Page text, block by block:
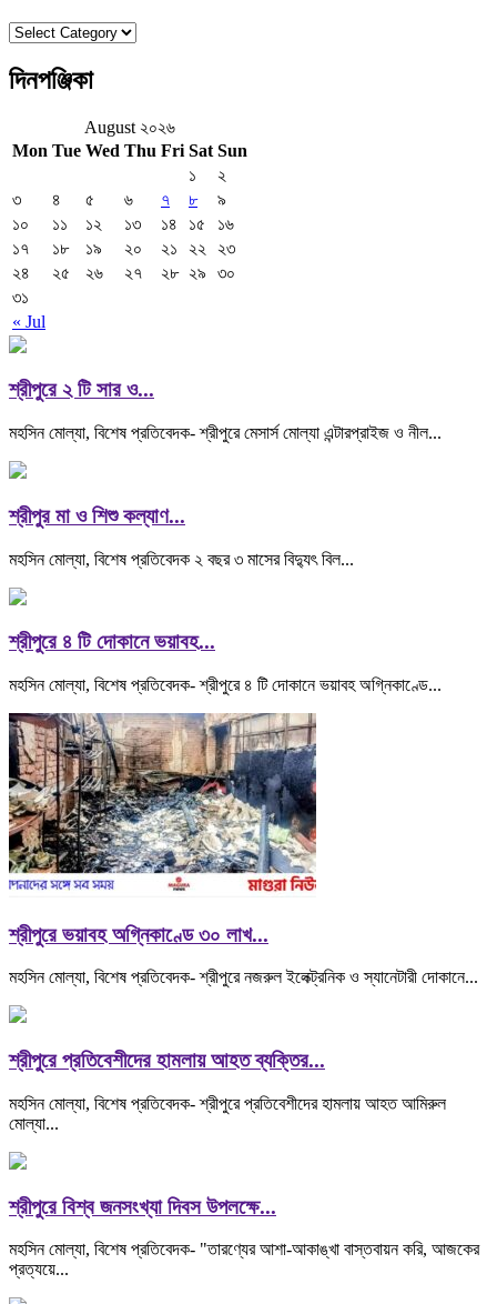
বিভাগ
দিনপঞ্জিকা
August ২০২৬
Mon Tue Wed Thu Fri Sat Sun
« Jul
১
২
৩
৪ ৫ ৬ ৭ ৮
৯
১০
১১ ১২ ১৩ ১৪ ১৫
১৬
১৭
১৮ ১৯ ২০ ২১ ২২
২৩
২৪
২৫ ২৬ ২৭ ২৮ ২৯
৩০
৩১
শ্রীপুরে ২ টি সার ও...
মহসিন মোল্যা, বিশেষ প্রতিবেদক- শ্রীপুরে মেসার্স মোল্যা এন্টারপ্রাইজ ও নীল...
শ্রীপুর মা ও শিশু কল্যাণ...
মহসিন মোল্যা, বিশেষ প্রতিবেদক ২ বছর ৩ মাসের বিদ্যুৎ বিল...
শ্রীপুরে ৪ টি দোকানে ভয়াবহ...
মহসিন মোল্যা, বিশেষ প্রতিবেদক- শ্রীপুরে ৪ টি দোকানে ভয়াবহ অগ্নিকাণ্ডে...
শ্রীপুরে ভয়াবহ অগ্নিকাণ্ডে ৩০ লাখ...
মহসিন মোল্যা, বিশেষ প্রতিবেদক- শ্রীপুরে নজরুল ইলেক্ট্রনিক ও স্যানেটারী দোকানে...
শ্রীপুরে প্রতিবেশীদের হামলায় আহত ব্যক্তির...
মহসিন মোল্যা, বিশেষ প্রতিবেদক- শ্রীপুরে প্রতিবেশীদের হামলায় আহত আমিরুল
মোল্যা...
শ্রীপুরে বিশ্ব জনসংখ্যা দিবস উপলক্ষে...
মহসিন মোল্যা, বিশেষ প্রতিবেদক- "তারণ্যের আশা-আকাঙ্খা বাস্তবায়ন করি, আজকের
প্রত্যয়ে...